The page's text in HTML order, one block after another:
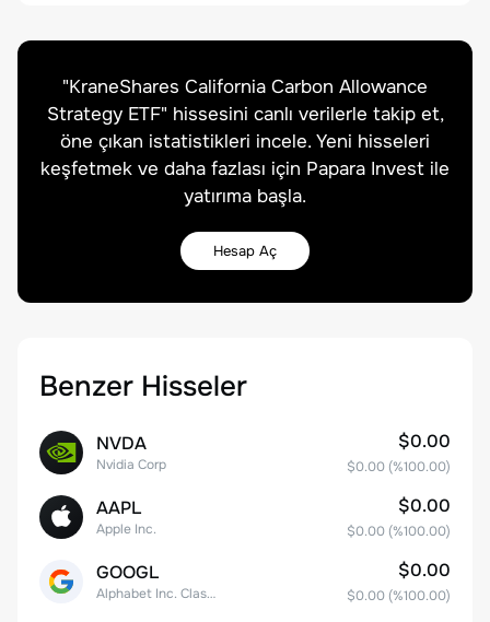
"KraneShares California Carbon Allowance
Strategy ETF" hissesini canlı verilerle takip et,
öne çıkan istatistikleri incele. Yeni hisseleri
keşfetmek ve daha fazlası için Papara Invest ile
yatırıma başla.
Hesap Aç
Benzer Hisseler
NVDA
Nvidia Corp
$0.00
$0.00 (%100.00)
AAPL
Apple Inc.
$0.00
$0.00 (%100.00)
GOOGL
Alphabet Inc. Class A Common Stock
$0.00
$0.00 (%100.00)